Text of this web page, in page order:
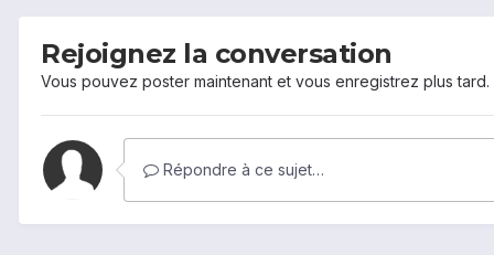
Rejoignez la conversation
Vous pouvez poster maintenant et vous enregistrez plus
Répondre à ce sujet…